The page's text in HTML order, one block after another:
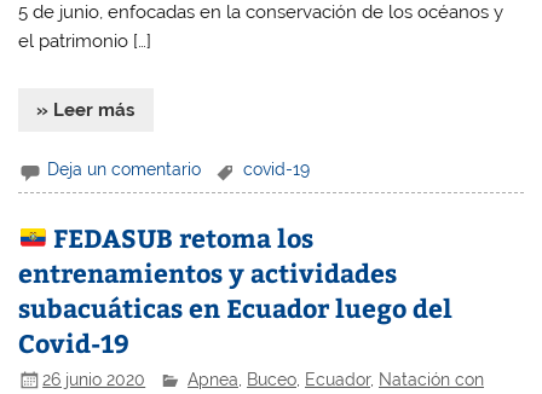
5 de junio, enfocadas en la conservación de los océanos y
el patrimonio […]
» Leer más
Deja un comentario covid-19
FEDASUB retoma los
entrenamientos y actividades
subacuáticas en Ecuador luego del
Covid-19
26 junio 2020 Apnea Buceo Ecuador, Natación con